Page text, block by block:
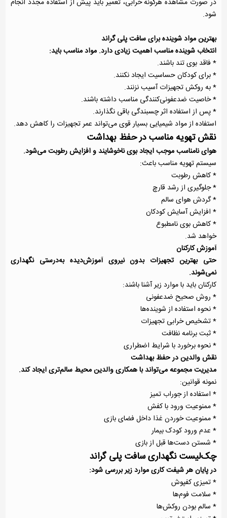
شود.
بهترین مواد شوینده برای سافت پلی گراند
انتخاب شوینده مناسب اهمیت زیادی دارد. مواد مناسب باید:
* فاقد بوی تند باشند.
* برای کودکان حساسیت ایجاد نکنند.
* به روکش تجهیزات آسیب نزنند.
* خاصیت ضدعفونی‌کنندگی مناسب داشته باشند.
* پس از استفاده اثر چسبندگی باقی نگذارند.
استفاده از مواد شیمیایی بسیار قوی می‌تواند عمر تجهیزات را کاهش دهد.
نقش تهویه مناسب در حفظ بهداشت
هوای نامناسب موجب ایجاد بوی ناخوشایند و افزایش رطوبت می‌شود.
سیستم تهویه مناسب باعث:
* کاهش رطوبت
* جلوگیری از رشد قارچ
* گردش هوای سالم
* افزایش آسایش کودکان
* کاهش بوی نامطبوع
خواهد شد.
آموزش کارکنان
حتی بهترین تجهیزات بدون نیروی آموزش‌دیده به‌درستی نگهداری
نمی‌شوند.
کارکنان باید با موارد زیر آشنا باشند:
* روش صحیح ضدعفونی
* نحوه استفاده از شوینده‌ها
* تشخیص خرابی تجهیزات
* ثبت برنامه نظافت
* نحوه برخورد با شرایط اضطراری
نقش والدین در حفظ بهداشت
مدیریت مجموعه می‌تواند با همکاری والدین محیط سالم‌تری ایجاد کند.
نمونه قوانین:
* استفاده از جوراب تمیز
* ممنوعیت ورود با کفش
* ممنوعیت خوردن غذا داخل فضای بازی
* عدم ورود کودک بیمار
* شستن دست‌ها قبل از بازی
چک‌لیست نگهداری سافت پلی گراند
در پایان هر شیفت کاری موارد زیر بررسی شود:
* تمیزی کفپوش
* سلامت فوم‌ها
* سالم بودن روکش‌ها